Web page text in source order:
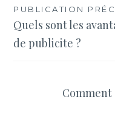
Navigation
de
l’article
PUBLICATION
Quels sont les
de publicite ?